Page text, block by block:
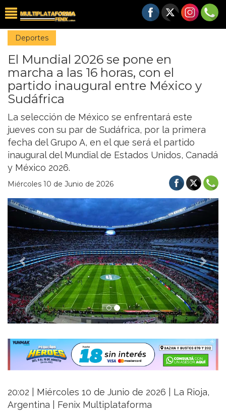
Deportes
El Mundial 2026 se pone en
marcha a las 16 horas, con el
partido inaugural entre México y
Sudáfrica
La selección de México se enfrentará este
jueves con su par de Sudáfrica, por la primera
fecha del Grupo A, en el que será el partido
inaugural del Mundial de Estados Unidos, Canadá
y México 2026.
Miércoles 10 de Junio de 2026
Previous Next
20:02 | Miércoles 10 de Junio de 2026 | La Rioja,
Argentina | Fenix Multiplataforma